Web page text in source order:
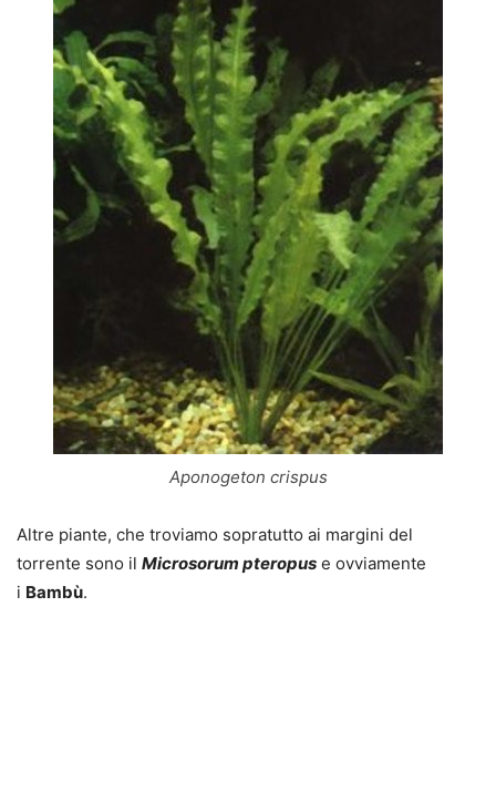
Aponogeton crispus
Altre piante, che troviamo sopratutto ai margini del
torrente sono il Microsorum pteropus e ovviamente
i Bambù.